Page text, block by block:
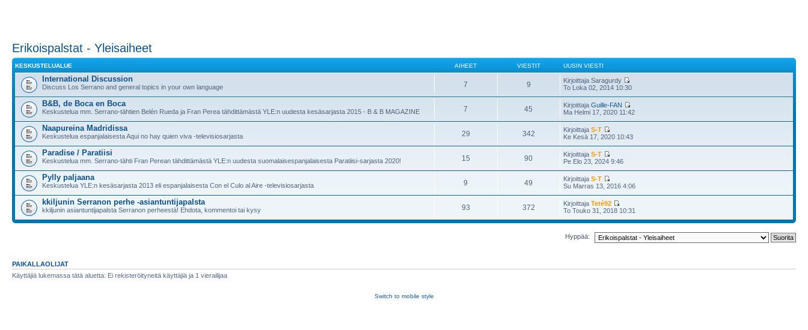
Erikoispalstat - Yleisaiheet
KESKUSTELUALUE AIHEET VIESTIT UUSIN VIESTI
International Discussion
Discuss Los Serrano and general topics in your own language 7 9
Kirjoittaja Saragurdy
To Loka 02, 2014 10:30
B&B, de Boca en Boca
Keskustelua mm. Serrano-tähtien Belén Rueda ja Fran Perea tähdittämästä YLE:n uudesta kesäsarjasta 2015 - B & B MAGAZINE 7 45 KirjoittajaGuille-FAN
Ma Helmi 17, 2020 11:42
Naapureina Madridissa
Keskustelua espanjalaisesta Aqui no hay quien viva -televisiosarjasta 29 342 KirjoittajaS-T
Ke Kesä 17, 2020 10:43
Paradise / Paratiisi
Keskustelua mm. Serrano-tähti Fran Perean tähdittämästä YLE:n uudesta suomalaisespanjalaisesta Paratiisi-sarjasta 2020! 15 90 KirjoittajaS-T
Pe Elo 23, 2024 9:46
Pylly paljaana
Keskustelua YLE:n kesäsarjasta 2013 eli espanjalaisesta Con el Culo al Aire -televisiosarjasta 9 49 KirjoittajaS-T
Su Marras 13, 2016 4:06
kkiljunin Serranon perhe -asiantuntijapalsta
kkiljunin asiantuntijapalsta Serranon perheestä! Ehdota, kommentoi tai kysy 93 372 KirjoittajaTeté92
To Touko 31, 2018 10:31
Hyppää:
PAIKALLAOLIJAT
Käyttäjiä lukemassa tätä aluetta: Ei rekisteröityneitä käyttäjiä ja 1 vierailijaa
Switch to mobile style